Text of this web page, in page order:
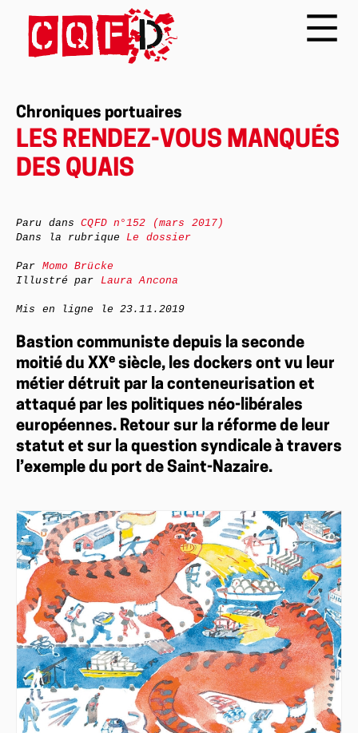
Chroniques portuaires
LES RENDEZ-VOUS MANQUÉS
DES QUAIS
Bastion communiste depuis la seconde
moitié du XXe siècle, les dockers ont vu leur
métier détruit par la conteneurisation et
attaqué par les politiques néo-libérales
européennes. Retour sur la réforme de leur
statut et sur la question syndicale à travers
l’exemple du port de Saint-Nazaire.
Paru dansCQFDn°152 (mars 2017)
Dans la rubrique Le dossier
Par Momo Brücke
Illustré par Laura Ancona
Mis en ligne le23.11.2019